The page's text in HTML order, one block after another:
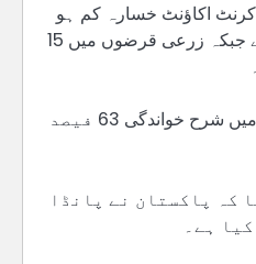
اکاؤنٹ خسارہ کم ہو
کر 252 ملین ڈالررہ گیا ہے جبکہ زرعی قرضوں میں 15
وزیر خزانہ نے کہا کہ ملک میں شرح خواندگی 63 فیصد
کہ پاکستان نے پانڈا
ہے۔